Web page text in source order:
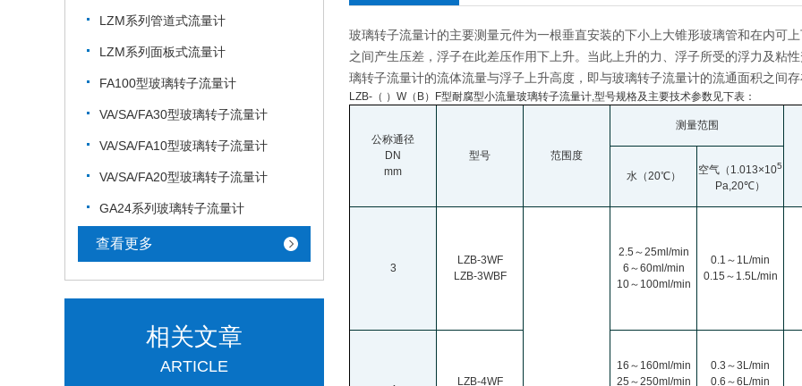
LZM系列管道式流量计
LZM系列面板式流量计
FA100型玻璃转子流量计
VA/SA/FA30型玻璃转子流量计
VA/SA/FA10型玻璃转子流量计
VA/SA/FA20型玻璃转子流量计
GA24系列玻璃转子流量计
查看更多
相关文章
ARTICLE
玻璃转子流量计的主要测量元件为一根垂直安装的下小上大锥形玻璃管和在内可
之间产生压差，浮子在此差压作用下上升。当此上升的力、浮子所受的浮力及粘
璃转子流量计的流体流量与浮子上升高度，即与玻璃转子流量计的流通面积之间
LZB- （ ）W（B）F型耐腐型小流量玻璃转子流量计,型号规格及主要技术参数见下表：
公称通径
DN
mm
型号 范围度
测量范围
水（20℃） 空气（1.013×105
Pa,20℃）
3
LZB-3WF
LZB-3WBF
2.5 ～25ml/min
6 ～60ml/min
10～100ml/min
0.1 ～1L/min
0.15 ～1.5L/min
LZB-4WF
16 ～160ml/min
25 ～250ml/min
0.3 ～3L/min
0.6 ～6L/min